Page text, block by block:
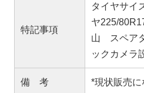
特記事項
タイヤサイ
ヤ225/
山 スペア
ックカメラ
備 考 *現状販売に